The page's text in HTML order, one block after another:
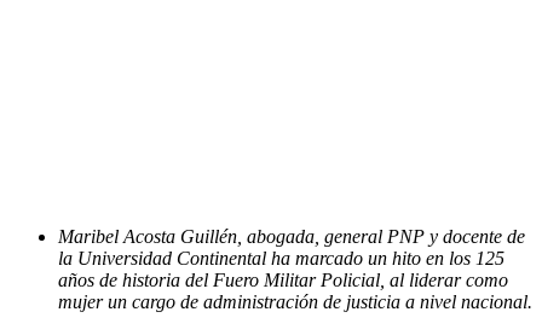
Maribel Acosta Guillén, abogada, general PNP y docente de
la Universidad Continental ha marcado un hito en los 125
años de historia del Fuero Militar Policial, al liderar como
mujer un cargo de administración de justicia a nivel nacional.